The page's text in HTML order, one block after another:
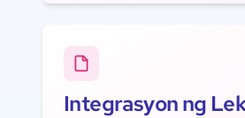
Integrasyon ng